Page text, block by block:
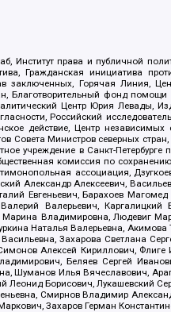
Институт права и публичной
Гражданская инициатива
заключенных, Горячая Линия,
Благотворительный фонд
Центр Юрия Левады,
Российский
действие, Центр независимых
Министров северных стран,
учреждение в Санкт-
комиссия по
ассоциация,
Александр Алексеевич,
Евгеньевич, Барахоев
Валерьевич,
Марина Владимировна, Людевиг
Наталья Валерьевна, Акимова
Захарова Светлана
Алексей Кириллович, Флиге
Беляев Сергей
Шуманов Илья Вячеславович,
Борисович, Лукашевский
Смирнов Владимир
Захаров Герман